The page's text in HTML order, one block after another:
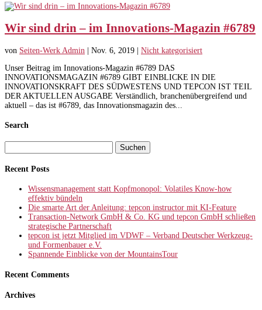
Wir sind drin – im Innovations-Magazin #6789
von Seiten-Werk Admin Nov. 6, 2019
Nicht kategorisiert
Unser Beitrag im Innovations-Magazin #6789 DAS
INNOVATIONSMAGAZIN #6789 GIBT EINBLICKE IN DIE
INNOVATIONSKRAFT DES SÜDWESTENS UND TEPCON IST TEIL
DER AKTUELLEN AUSGABE Verständlich, branchenübergreifend und
aktuell – das ist #6789, das Innovationsmagazin des...
Search
nach:
Recent Posts
Wissensmanagement statt Kopfmonopol: Volatiles Know-how
effektiv bündeln
Die smarte Art der Anleitung: tepcon instructor mit KI-Feature
Transaction-Network GmbH & Co. KG und tepcon GmbH schließen
strategische Partnerschaft
tepcon ist jetzt Mitglied im VDWF – Verband Deutscher Werkzeug-
und Formenbauer e.V.
Spannende Einblicke von der MountainsTour
Recent Comments
Archives